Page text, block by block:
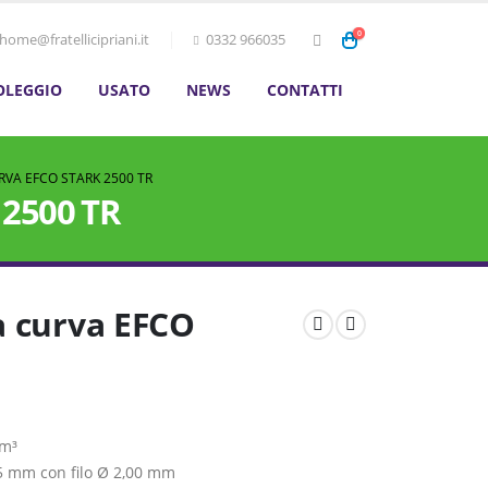
home@fratellicipriani.it 0332 966035 0
USATO NEWS CONTATTI
EFCO STARK 2500 TR
TR
EFCO
mm con filo Ø 2,00 mm